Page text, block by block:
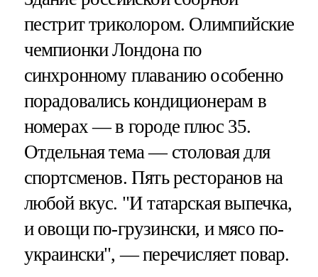
пестрит триколором. Олимпийские
чемпионки Лондона по
синхронному плаванию особенно
порадовались кондиционерам в
номерах — в городе плюс 35.
Отдельная тема — столовая для
спортсменов. Пять ресторанов на
любой вкус. "И татарская выпечка,
и овощи по-грузински, и мясо по-
украински", — перечисляет повар.